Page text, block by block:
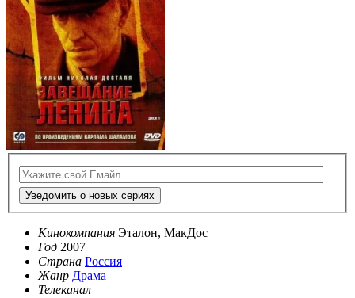
Уведомить о новых сериях
Кинокомпания Эталон, МакДос
Год 2007
Страна Россия
Жанр Драма
Телеканал